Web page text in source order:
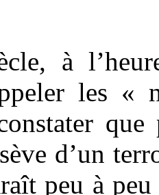
à
les «
d’un
peu à